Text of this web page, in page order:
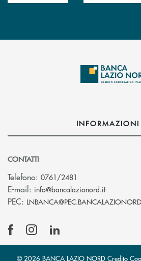
INFORMAZIONI
CONTATTI
Telefono: 0761/2481
E-mail: info@bancalazionord.it(si apre
PEC:
© 2026 BANCA LAZIO NORD Credito